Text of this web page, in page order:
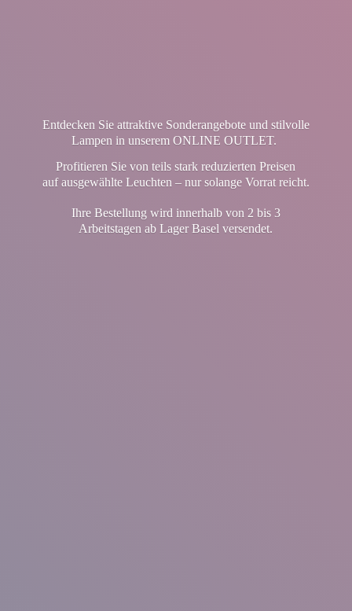
Entdecken Sie attraktive Sonderangebote und stilvolle
Lampen in unserem ONLINE OUTLET.
Profitieren Sie von teils stark reduzierten Preisen
auf ausgewählte Leuchten – nur solange Vorrat reicht.
Ihre Bestellung wird innerhalb von 2 bis 3
Arbeitstagen ab LagerBasel versendet.